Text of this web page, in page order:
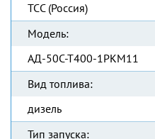
ТСС (Россия)
Модель:
АД-50С-Т400-1РКМ11
Вид топлива:
дизель
Тип запуска: